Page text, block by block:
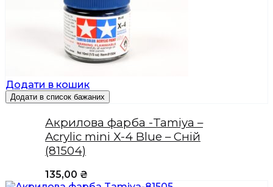
Додати в кошик
Додати в список бажаних
Акрилова фарба -Tamiya –
Acrylic mini X-4 Blue – Сній
(81504)
135,00 ₴